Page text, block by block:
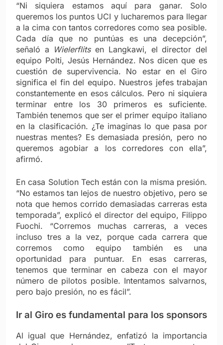
“Ni siquiera estamos aquí para ganar. Solo
queremos los puntos UCI y lucharemos para llegar
a la cima con tantos corredores como sea posible.
Cada día que no puntúas es una decepción”,
señaló a Wielerflitsen Langkawi, el director del
equipo Polti, Jesús Hernández. Nos dicen que es
cuestión de supervivencia. No estar en el Giro
significa el fin del equipo. Nuestros jefes trabajan
constantemente en esos cálculos. Pero ni siquiera
terminar entre los 30 primeros es suficiente.
También tenemos que ser el primer equipo italiano
en la clasificación. ¿Te imaginas lo que pasa por
nuestras mentes? Es demasiada presión, pero no
queremos agobiar a los corredores con ella”,
afirmó.
En casa Solution Tech están con la misma presión.
“No estamos tan lejos de nuestro objetivo, pero se
nota que hemos corrido demasiadas carreras esta
temporada”, explicó el director del equipo, Filippo
Fuochi. “Corremos muchas carreras, a veces
incluso tres a la vez, porque cada carrera que
corremos como equipo también es una
oportunidad para puntuar. En esas carreras,
tenemos que terminar en cabeza con el mayor
número de pilotos posible. Intentamos salvarnos,
pero bajo presión, no es fácil”.
Ir al Giro es fundamental para los sponsors
Al igual que Hernández, enfatizó la importancia